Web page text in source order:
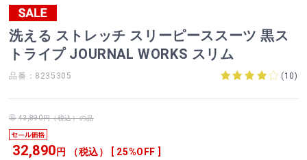
洗える ストレッチ スリーピーススーツ 黒ス
トライプ JOURNAL WORKS スリム
品番：8235305 (10)
43,890円（税込）の品
32,890 円 （税込） [ 25%OFF ]